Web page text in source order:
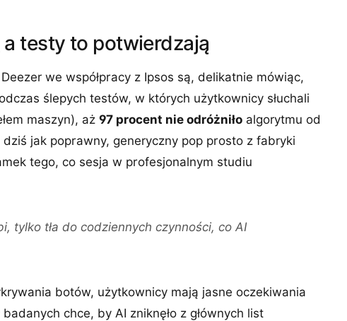
testy to potwierdzają
we współpracy z Ipsos są, delikatnie mówiąc,
ślepych testów, w których użytkownicy słuchali
maszyn), aż 97 procent nie odróżniło algorytmu od
jak poprawny, generyczny pop prosto z fabryki
tego, co sesja w profesjonalnym studiu
tylko tła do codziennych czynności, co AI
botów, użytkownicy mają jasne oczekiwania
chce, by AI zniknęło z głównych list